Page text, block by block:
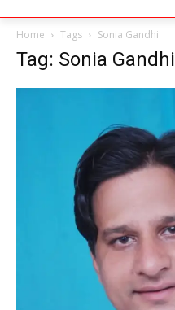
Home Tags Sonia Gandhi
Tag: Sonia Gandhi